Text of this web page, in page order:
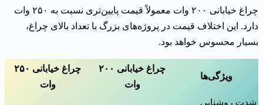
چراغ خیابانی ۲۰۰ وات معمولاً قیمت پایین‌تری نسبت به ۲۵۰ وات
دارد. این اختلاف قیمت در پروژه‌های بزرگ با تعداد بالای چراغ،
بسیار محسوس خواهد بود.
ویژگی‌ها
چراغ خیابانی ۲۰۰
وات
چراغ خیابانی ۲۵۰
وات
شدت روشنایی